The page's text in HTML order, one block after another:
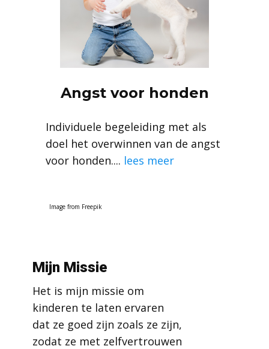
Angst voor honden
Individuele begeleiding met als
doel het overwinnen van de angst
voor honden.... lees meer
Image from Freepik
Mijn Missie
Het is mijn missie om
kinderen te laten ervaren
dat ze goed zijn zoals ze zijn,
zodat ze met zelfvertrouwen